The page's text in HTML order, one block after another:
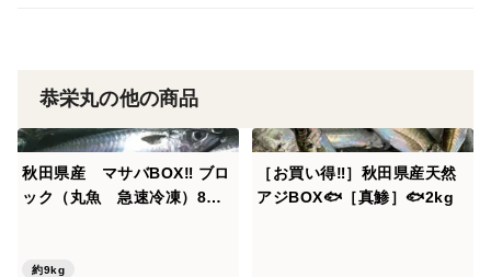
恭栄丸の他の商品
秋田県産 マサバBOX‼️ ブロ
ック（丸魚 急速冷凍）8〜9
約9kg
［お買い得‼️］秋田県産天然
アジBOX🐟［真鯵］🐟2kg